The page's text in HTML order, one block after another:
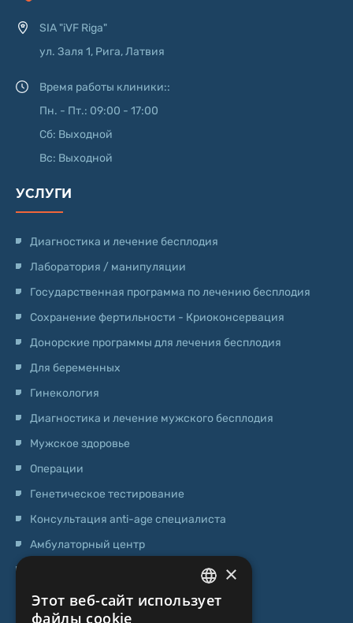
SIA "iVF Riga"
ул. Заля 1, Рига, Латвия
Время работы клиники::
Пн. - Пт.: 09:00 - 17:00
Сб: Выходной
Вс: Выходной
УСЛУГИ
Диагностика и лечение бесплодия
Лаборатория / манипуляции
Государственная программа по лечению бесплодия
Сохранение фертильности - Криоконсервация
Донорские программы для лечения бесплодия
Для беременных
Гинекология
Диагностика и лечение мужского бесплодия
Мужское здоровье
Операции
Генетическое тестирование
Консультация anti-age специалиста
Амбулаторный центр
О НАС LATVIAN
×
Этот веб-сайт использует
файлы cookie